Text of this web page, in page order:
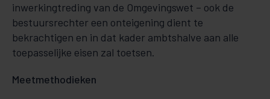
inwerkingtreding van de Omgevingswet – ook de
bestuursrechter een onteigening dient te
bekrachtigen en in dat kader ambtshalve aan alle
toepasselijke eisen zal toetsen.
Meetmethodieken